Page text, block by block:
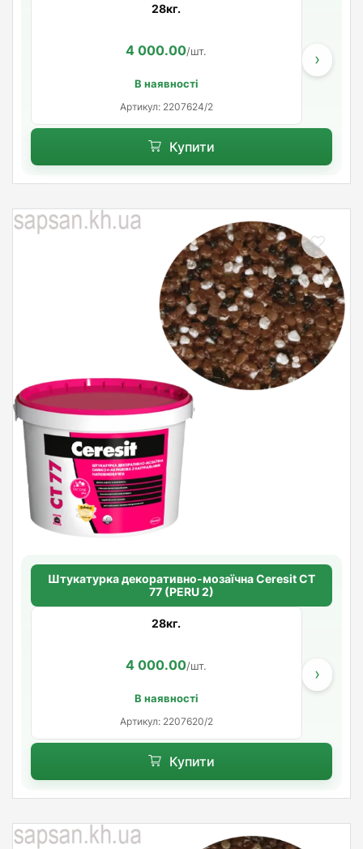
28кг.
4 000.00/шт.
В наявності
Артикул: 2207624/2
›
Купити
Штукатурка декоративно-мозаїчна Ceresit CT
77 (PERU 2)
28кг.
4 000.00/шт.
В наявності
Артикул: 2207620/2
›
Купити